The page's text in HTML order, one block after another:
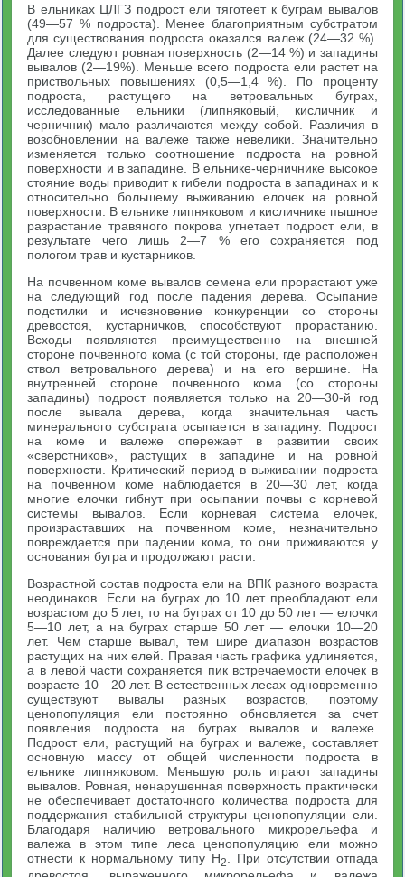
В ельниках ЦЛГЗ подрост ели тяготеет к буграм вывалов
(49—57 % подроста). Менее благоприятным субстратом
для существования подроста оказался валеж (24—32 %).
Далее следуют ровная поверхность (2—14 %) и западины
вывалов (2—19%). Меньше всего подроста ели растет на
приствольных повышениях (0,5—1,4 %). По проценту
подроста, растущего на ветровальных буграх,
исследованные ельники (липняковый, кисличник и
черничник) мало различаются между собой. Различия в
возобновлении на валеже также невелики. Значительно
изменяется только соотношение подроста на ровной
поверхности и в западине. В ельнике-черничнике высокое
стояние воды приводит к гибели подроста в западинах и к
относительно большему выживанию елочек на ровной
поверхности. В ельнике липняковом и кисличнике пышное
разрастание травяного покрова угнетает подрост ели, в
результате чего лишь 2—7 % его сохраняется под
пологом трав и кустарников.
На почвенном коме вывалов семена ели прорастают уже
на следующий год после падения дерева. Осыпание
подстилки и исчезновение конкуренции со стороны
древостоя, кустарничков, способствуют прорастанию.
Всходы появляются преимущественно на внешней
стороне почвенного кома (с той стороны, где расположен
ствол ветровального дерева) и на его вершине. На
внутренней стороне почвенного кома (со стороны
западины) подрост появляется только на 20—30-й год
после вывала дерева, когда значительная часть
минерального субстрата осыпается в западину. Подрост
на коме и валеже опережает в развитии своих
«сверстников», растущих в западине и на ровной
поверхности. Критический период в выживании подроста
на почвенном коме наблюдается в 20—30 лет, когда
многие елочки гибнут при осыпании почвы с корневой
системы вывалов. Если корневая система елочек,
произраставших на почвенном коме, незначительно
повреждается при падении кома, то они приживаются у
основания бугра и продолжают расти.
Возрастной состав подроста ели на ВПК разного возраста
неодинаков. Если на буграх до 10 лет преобладают ели
возрастом до 5 лет, то на буграх от 10 до 50 лет — елочки
5—10 лет, а на буграх старше 50 лет — елочки 10—20
лет. Чем старше вывал, тем шире диапазон возрастов
растущих на них елей. Правая часть графика удлиняется,
а в левой части сохраняется пик встречаемости елочек в
возрасте 10—20 лет. В естественных лесах одновременно
существуют вывалы разных возрастов, поэтому
ценопопуляция ели постоянно обновляется за счет
появления подроста на буграх вывалов и валеже.
Подрост ели, растущий на буграх и валеже, составляет
основную массу от общей численности подроста в
ельнике липняковом. Меньшую роль играют западины
вывалов. Ровная, ненарушенная поверхность практически
не обеспечивает достаточного количества подроста для
поддержания стабильной структуры ценопопуляции ели.
Благодаря наличию ветровального микрорельефа и
валежа в этом типе леса ценопопуляцию ели можно
отнести к нормальному типу Н2
. При отсутствии отпада